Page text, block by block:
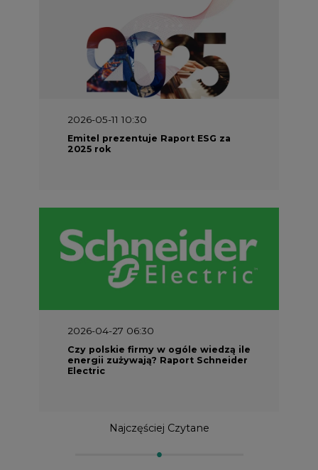
2026-05-11 10:30
Emitel prezentuje Raport ESG za
2025 rok
2026-04-27 06:30
Czy polskie firmy w ogóle wiedzą ile
energii zużywają? Raport Schneider
Electric
Najczęściej Czytane